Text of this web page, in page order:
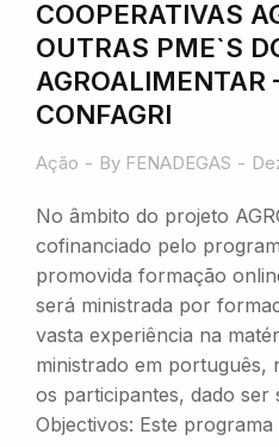
COOPERATIVAS
OUTRAS PME`S
AGROALIMENTAR
CONFAGRI
Ação By FENADEGAS
No âmbito do projeto
cofinanciado pelo
promovida formação
será ministrada por
vasta experiência na
ministrado em português,
os participantes, dado
Objectivos: Este